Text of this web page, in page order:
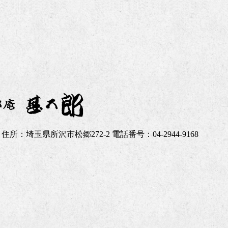
住所：埼玉県所沢市松郷272-2 電話番号：04-2944-9168